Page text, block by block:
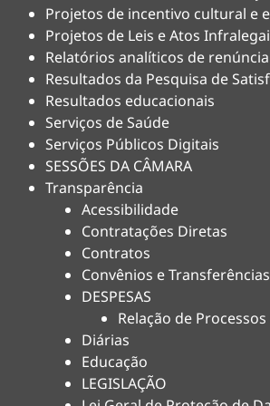
Projetos de incentivo cultural e
Projetos de Leis e Atos
Relatórios analíticos de
Resultados da Pesquisa de
Resultados educacionais
Serviços de Saúde
Serviços Públicos Digitais
SESSÕES DA CÂMARA
Transparência
Acessibilidade
Contratações Diretas
Contratos
Convênios e Transferências
DESPESAS
Relação de
Diárias
Educação
LEGISLAÇÃO